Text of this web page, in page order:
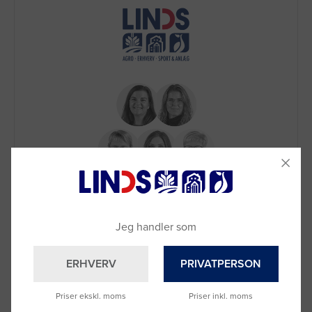
Brug for hjælp?
Vi sidder klar til at hjælpe dig.
Du kan også kontakte din lokale sælger
–
se oversigten her
Jeg handler som
ERHVERV
Priser ekskl. moms
PRIVATPERSON
Priser inkl. moms